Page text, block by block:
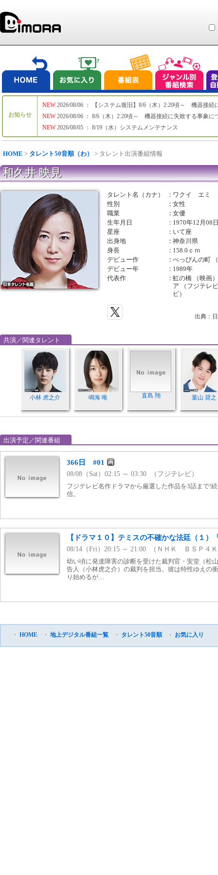
お知らせ
NEW
NEW
NEW
2026/08/06 ： 【システム復旧】8/6（木）2:20頃～ 機器接続
2026/08/06 ： 8/6（木）2:20頃～ 機器接続に失敗する事象に
2026/08/05 ： 8/19（水）システムメンテナンス
HOME > タレント50音順（わ） > タレント出演番組情報
和久井 映見
タレント名（カナ） ： ワクイ エミ
性別
：女性
職業
：女優
生年月日
： 1970年12月08
星座
： いて座
出身地
：神奈川県
身長
： 158.0ｃｍ
デビュー作
：べっぴんの町
デビュー年
： 1989年
代表作
：虹の橋 （映画
ア （フジテレ
ビ）
出典：
共演／関連タレント
小林 虎之介 鳴海 唯 直島 翔 葉山 奨之
出演予定／関連番組
366日 #01
08/08（Sat）02:15 ～ 03:30 （フジテレビ）
フジテレビ名作ドラマから厳選した作品を3話まで!
信。
【ドラマ１０】テミスの不確かな法廷（１）
08/14（Fri）20:15 ～ 21:00 （ＮＨＫ ＢＳＰ４
幼い頃に発達障害の診断を受けた裁判官・安堂（松
告人（小林虎之介）の裁判を担当。彼は特性ゆえの
り始めるが…
・ HOME ・ 地上デジタル番組一覧 ・ タレント50音順 ・ お気に入り